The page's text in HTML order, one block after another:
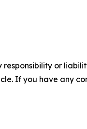
responsibility or
If you have any